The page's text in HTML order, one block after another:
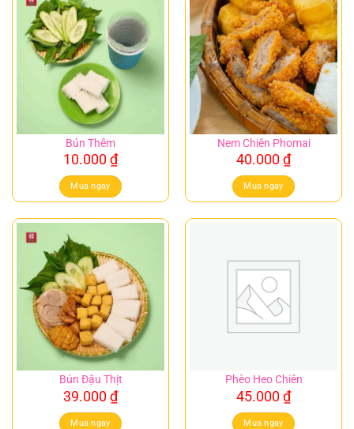
Bún Thêm
10.000₫
Mua ngay
Nem Chiên Phomai
40.000₫
Mua ngay
Bún Đậu Thịt
39.000₫
Mua ngay
Phèo Heo Chiên
45.000₫
Mua ngay